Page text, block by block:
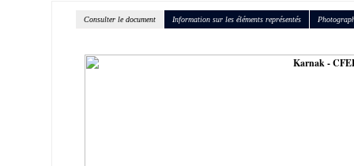
Consulter le document Information sur les éléments représentés